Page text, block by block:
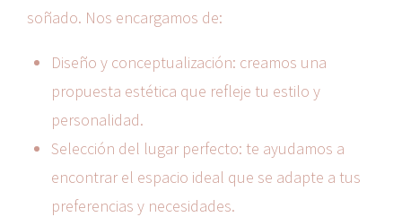
soñado. Nos encargamos de:
Diseño y conceptualización: creamos una
propuesta estética que refleje tu estilo y
personalidad.
Selección del lugar perfecto: te ayudamos a
encontrar el espacio ideal que se adapte a tus
preferencias y necesidades.